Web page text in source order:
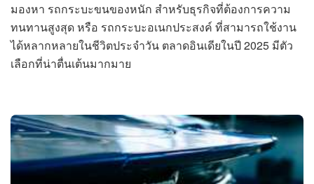
มองหา รถกระบะขนของหนัก สำหรับธุรกิจที่ต้องการความ
ทนทานสูงสุด หรือ รถกระบะอเนกประสงค์ ที่สามารถใช้งาน
ได้หลากหลายในชีวิตประจำวัน ตลาดอินเดียในปี 2025 มีตัว
เลือกที่น่าตื่นเต้นมากมาย